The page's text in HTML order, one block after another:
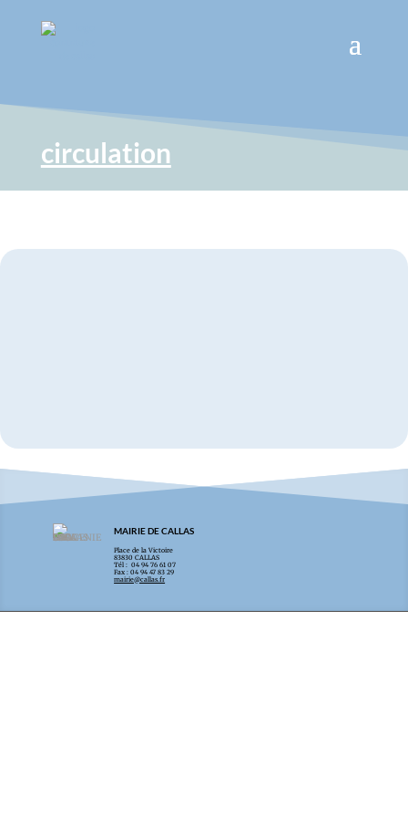
circulation
MAIRIE DE CALLAS
Place de la Victoire
83830 CALLAS
Tél : 04 94 76 61 07
Fax : 04 94 47 83 29
mairie@callas.fr